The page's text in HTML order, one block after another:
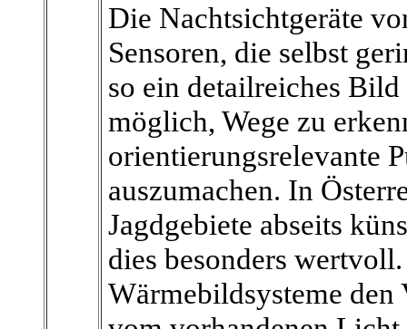
Die Nachtsichtgeräte
Sensoren, die selbst
so ein detailreiches
möglich, Wege zu
orientierungsrelevante
auszumachen. In
Jagdgebiete abseits
dies besonders
Wärmebildsysteme den